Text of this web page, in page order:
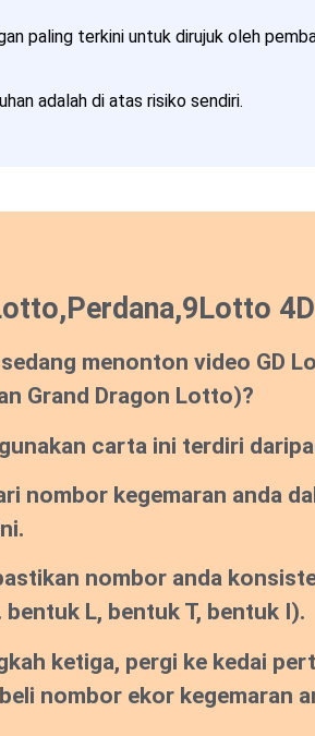
paling terkini untuk dirujuk oleh
adalah di atas risiko sendiri.
menonton video GD
Grand Dragon Lotto)?
carta ini terdiri
nombor kegemaran anda
nombor anda
L, bentuk T, bentuk I).
ketiga, pergi ke kedai
nombor ekor kegemaran